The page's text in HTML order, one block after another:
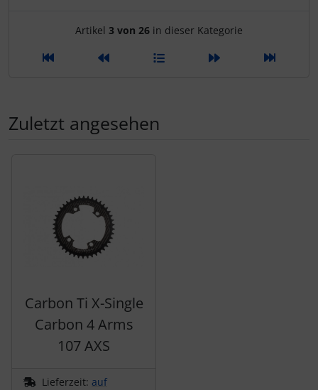
Artikelnavigation innerhalb
Artikel 3 von 26 in dieser Kategorie
Zuletzt angesehen
Carbon Ti X-Single
Carbon 4 Arms
107 AXS
Lieferzeit: auf
Vittoria
Wilier Triestina